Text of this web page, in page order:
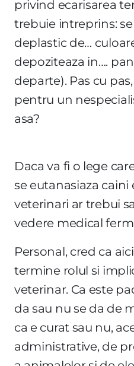
privind ecarisarea
trebuie intreprins:
deplastic de…
depoziteaza in….
departe). Pas cu
pentru un
asa?
Daca va fi o lege
se eutanasiaza
veterinari ar trebui
vedere medical
Personal, cred ca
termine rolul si
veterinar. Ca este
da sau nu se da de
ca e curat sau nu,
administrative, de